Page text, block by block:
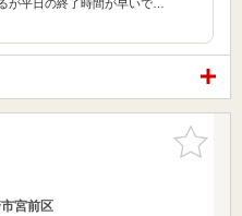
が平日の終了時間が早いで…
お気に入
りに追加
宮前区